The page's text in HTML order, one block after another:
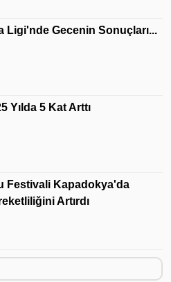
Ligi'nde Gecenin Sonuçları...
Yılda 5 Kat Arttı
Festivali Kapadokya'da
Artırdı